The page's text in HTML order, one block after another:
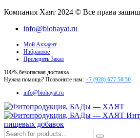
Компания Хаят 2024 © Все права
info@biohayat.ru
Мой Аккаунт
Избранное
Прследить Заказ
100% безопасная доставка
Нужна помощь? Позвоните нам: +7 (928) 677 50 50
info@biohayat.ru
пищевых добавок